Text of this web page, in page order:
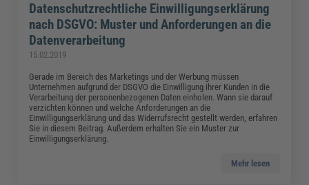
Datenschutzrechtliche Einwilligungserklärung
nach DSGVO: Muster und Anforderungen an die
Datenverarbeitung
15.02.2019
Gerade im Bereich des Marketings und der Werbung müssen
Unternehmen aufgrund der DSGVO die Einwilligung ihrer Kunden in die
Verarbeitung der personenbezogenen Daten einholen. Wann sie darauf
verzichten können und welche Anforderungen an die
Einwilligungserklärung und das Widerrufsrecht gestellt werden, erfahren
Sie in diesem Beitrag. Außerdem erhalten Sie ein Muster zur
Einwilligungserklärung.
Mehr lesen